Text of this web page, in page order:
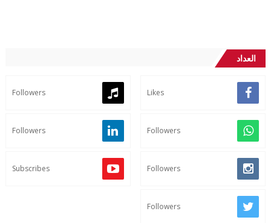
العداد
Likes
Followers
Followers
Followers
Followers
Subscribes
Followers